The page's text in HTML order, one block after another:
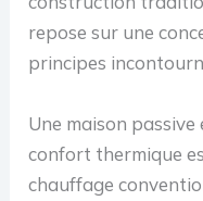
repose sur une
principes
Une maison
confort thermique
chauffage